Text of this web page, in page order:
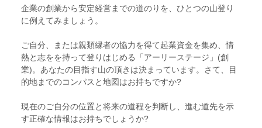
企業の創業から安定経営までの道のりを、ひとつの山登り
に例えてみましょう。
ご自分、または親類縁者の協力を得て起業資金を集め、情
熱と志をを持って登りはじめる「アーリーステージ」(創
業)。あなたの目指す山の頂きは決まっています。さて、目
的地までのコンパスと地図はお持ちですか?
現在のご自分の位置と将来の道程を判断し、進む道先を示
す正確な情報はお持ちでしょうか?